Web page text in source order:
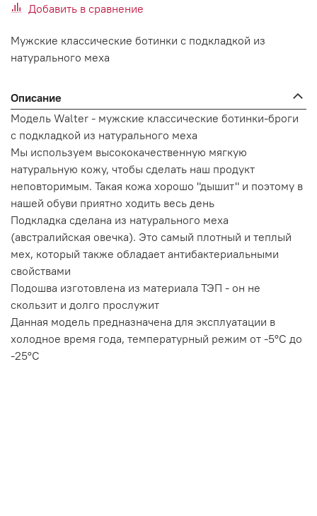
Добавить в сравнение
Мужские классические ботинки с подкладкой из
натурального меха
Описание
Модель Walter - мужские классические ботинки-броги
с подкладкой из натурального меха
Мы используем высококачественную мягкую
натуральную кожу, чтобы сделать наш продукт
неповторимым. Такая кожа хорошо "дышит" и поэтому в
нашей обуви приятно ходить весь день
Подкладка сделана из натурального меха
(австралийская овечка). Это самый плотный и теплый
мех, который также обладает антибактериальными
свойствами
Подошва изготовлена из материала ТЭП - он не
скользит и долго прослужит
Данная модель предназначена для эксплуатации в
холодное время года, температурный режим от -5°C до
-25°C